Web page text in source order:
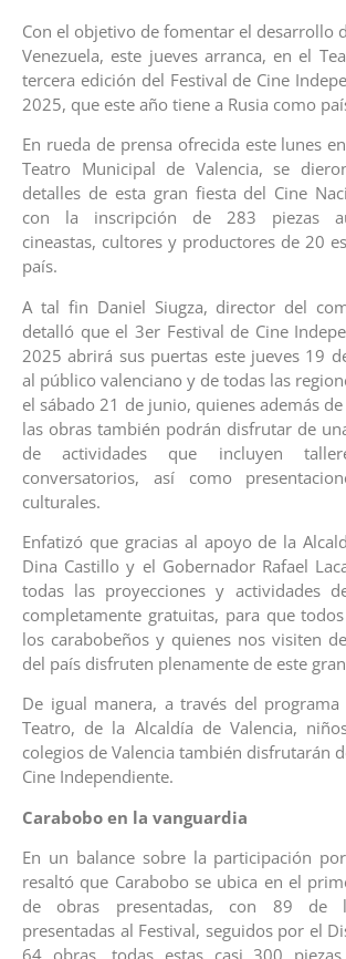
Con el objetivo de fomentar el desarrollo
Venezuela, este jueves arranca, en el
tercera edición del Festival de Cine
2025, que este año tiene a Rusia como
En rueda de prensa ofrecida este lunes
Teatro Municipal de Valencia, se
detalles de esta gran fiesta del Cine
con la inscripción de 283 piezas
cineastas, cultores y productores de 20
país.
A tal fin Daniel Siugza, director del
detalló que el 3er Festival de Cine
2025 abrirá sus puertas este jueves 19
al público valenciano y de todas las
el sábado 21 de junio, quienes además
las obras también podrán disfrutar de
de actividades que incluyen
conversatorios, así como
culturales.
Enfatizó que gracias al apoyo de la
Dina Castillo y el Gobernador Rafael
todas las proyecciones y actividades
completamente gratuitas, para que
los carabobeños y quienes nos visiten
del país disfruten plenamente de este
De igual manera, a través del programa
Teatro, de la Alcaldía de Valencia,
colegios de Valencia también disfrutarán
Cine Independiente.
Carabobo en la vanguardia
En un balance sobre la participación
resaltó que Carabobo se ubica en el
de obras presentadas, con 89 de
presentadas al Festival, seguidos por el